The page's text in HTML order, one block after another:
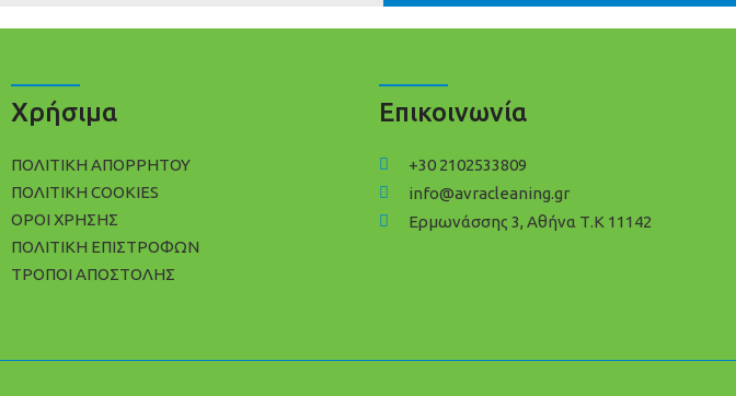
Χρήσιμα
ΠΟΛΙΤΙΚΉ ΑΠΟΡΡΉΤΟΥ
ΠΟΛΊΤΙΚΗ COOKIES
ΌΡΟΙ ΧΡΉΣΗΣ
ΠΟΛΙΤΙΚΉ ΕΠΙΣΤΡΟΦΏΝ
ΤΡΌΠΟΙ ΑΠΟΣΤΟΛΉΣ
Επικοινωνία
+30 2102533809
info@avracleaning.gr
Ερμωνάσσης 3, Αθήνα Τ.Κ 11142